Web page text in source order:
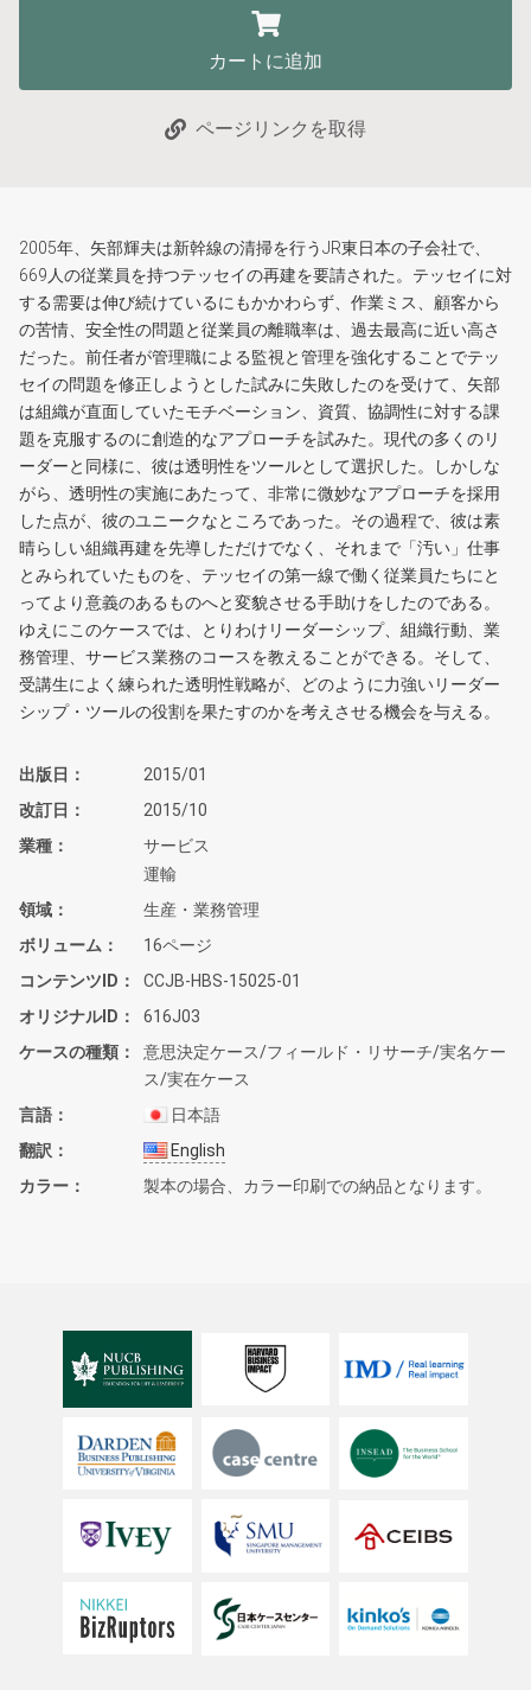
カートに追加
ページリンクを取得
2005年、矢部輝夫は新幹線の清掃を行うJR東日本の子会社で、
669人の従業員を持つテッセイの再建を要請された。テッセイに対
する需要は伸び続けているにもかかわらず、作業ミス、顧客から
の苦情、安全性の問題と従業員の離職率は、過去最高に近い高さ
だった。前任者が管理職による監視と管理を強化することでテッ
セイの問題を修正しようとした試みに失敗したのを受けて、矢部
は組織が直面していたモチベーション、資質、協調性に対する課
題を克服するのに創造的なアプローチを試みた。現代の多くのリ
ーダーと同様に、彼は透明性をツールとして選択した。しかしな
がら、透明性の実施にあたって、非常に微妙なアプローチを採用
した点が、彼のユニークなところであった。その過程で、彼は素
晴らしい組織再建を先導しただけでなく、それまで「汚い」仕事
とみられていたものを、テッセイの第一線で働く従業員たちにと
ってより意義のあるものへと変貌させる手助けをしたのである。
ゆえにこのケースでは、とりわけリーダーシップ、組織行動、業
務管理、サービス業務のコースを教えることができる。そして、
受講生によく練られた透明性戦略が、どのように力強いリーダー
シップ・ツールの役割を果たすのかを考えさせる機会を与える。
出版日
2015/01
改訂日
2015/10
業種
サービス
運輸
領域
生産・業務管理
ボリューム
16ページ
コンテンツID
CCJB-HBS-15025-01
オリジナルID
616J03
ケースの種類
意思決定ケース/フィールド・リサーチ/実名ケー
ス/実在ケース
言語
日本語
翻訳
English
カラー
製本の場合、カラー印刷での納品となります。